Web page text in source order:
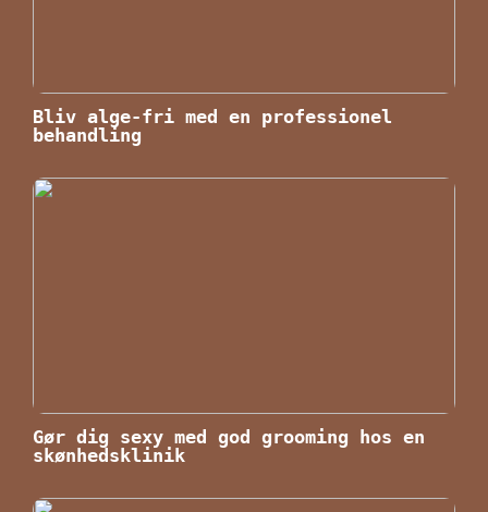
Bliv alge-fri med en professionel
behandling
Gør dig sexy med god grooming hos en
skønhedsklinik